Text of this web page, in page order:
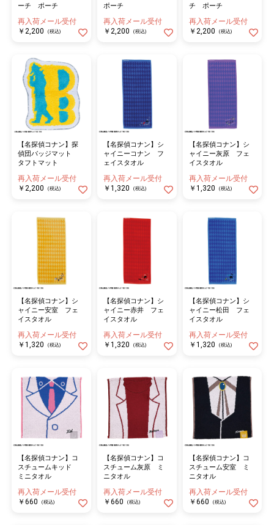
ーチ ポーチ
再入荷メール受付
￥2,200
(税込)
ポーチ
再入荷メール受付
￥2,200
(税込)
チ ポーチ
再入荷メール受付
￥2,200
(税込)
【名探偵コナン】探
偵団バッジマット
タフトマット
再入荷メール受付
￥2,200
(税込)
【名探偵コナン】シ
ャイニーコナン フ
ェイスタオル
再入荷メール受付
￥1,320
(税込)
【名探偵コナン】シ
ャイニー灰原 フェ
イスタオル
再入荷メール受付
￥1,320
(税込)
【名探偵コナン】シ
ャイニー安室 フェ
イスタオル
再入荷メール受付
￥1,320
(税込)
【名探偵コナン】シ
ャイニー赤井 フェ
イスタオル
再入荷メール受付
￥1,320
(税込)
【名探偵コナン】シ
ャイニー松田 フェ
イスタオル
再入荷メール受付
￥1,320
(税込)
【名探偵コナン】コ
スチュームキッド
ミニタオル
再入荷メール受付
￥660
(税込)
【名探偵コナン】コ
スチューム灰原 ミ
ニタオル
再入荷メール受付
￥660
(税込)
【名探偵コナン】コ
スチューム安室 ミ
ニタオル
再入荷メール受付
￥660
(税込)